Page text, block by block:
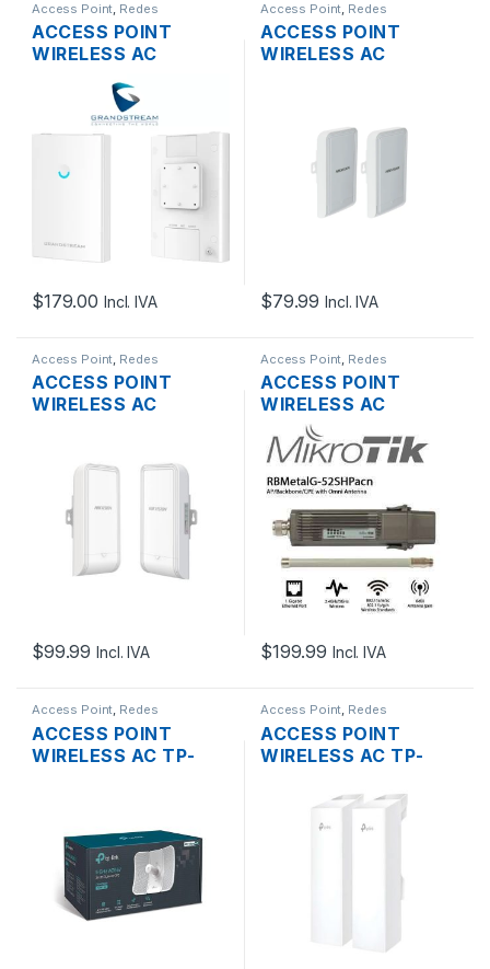
Access Point Redes
ACCESS POINT
WIRELESS AC
GWN7630LR LONG
RANGE WAVE2 DUAL
BAND MU-MIMO 4X4
4DBI 2.33GBPS
2XRJ45 GIGABIT
POE+ OUTDOOR
$179.00 Incl. IVA
Access Point Redes
ACCESS POINT
WIRELESS AC
300 MBPS
2XETHERNET
OUTDOOR KIT PTP
$79.99 Incl. IVA
Access Point Redes
ACCESS POINT
WIRELESS AC
BRIDGE 5GHZ 8DBI
867MBPS
2XETHERNET
SOPORTA POE
OUTDOOR KIT PTP
3KM 2-PACK
$99.99 Incl. IVA
Access Point Redes
ACCESS POINT
WIRELESS AC
MIKROTIK
RBMETALG-
52SHPACN DUAL
BAND 2.4GHZ 5GHZ
433MBPS 1250MW
ROUTER OS L4 + POE
$199.99 Incl. IVA
Access Point Redes
ACCESS POINT
WIRELESS AC TP-
Access Point Redes
ACCESS POINT
WIRELESS AC TP-
BRIDGE 5GHZ 11DBI
867MBPS 3XGIGABIT